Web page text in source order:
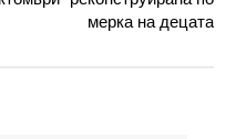
мерка на децата